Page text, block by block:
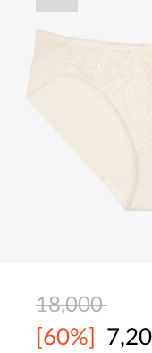
18,000
[60%]